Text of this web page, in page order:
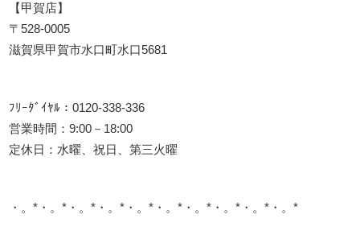
【甲賀店】
〒528-0005
滋賀県甲賀市水口町水口5681
ﾌﾘｰﾀﾞｲﾔﾙ：0120-338-336
営業時間：9:00－18:00
定休日：水曜、祝日、第三火曜
・。*・。*・。*・。*・。*・。*・。*・。*・。*・。*